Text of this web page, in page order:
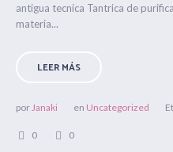
antigua tecnica Tantrica de
materia...
LEER MÁS
por Janaki en Uncategorized
0 0